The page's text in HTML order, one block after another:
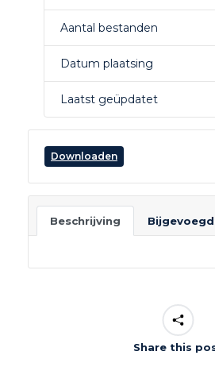
Aantal bestanden
Datum plaatsing
Laatst geüpdatet
Downloaden
Beschrijving
Share this